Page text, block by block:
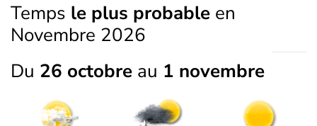
Temps le plus probable en
Novembre 2026
Du 26 octobre au 1 novembre